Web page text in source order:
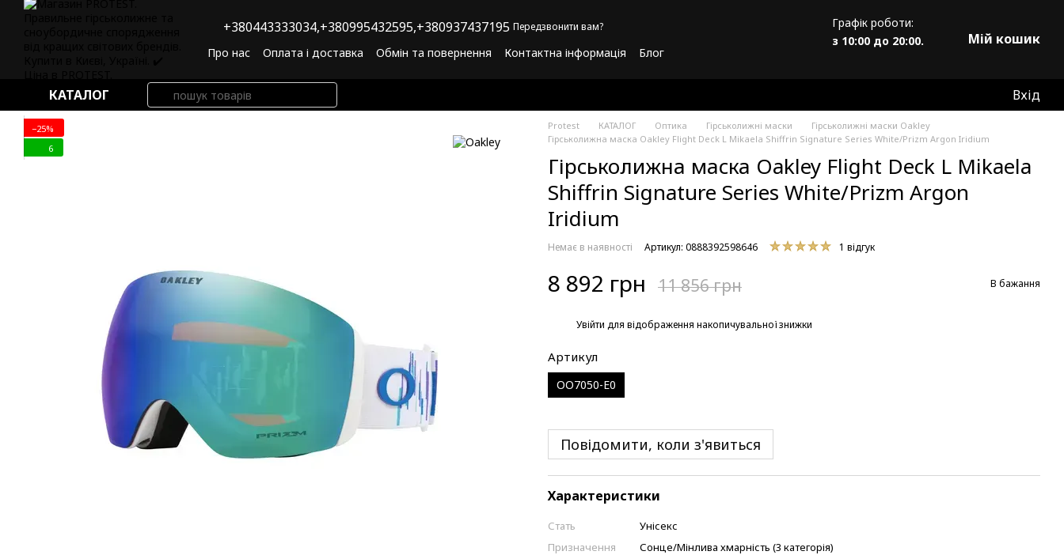
Перейти до основного контенту
+380443333034,+380995432595,+380937437195 Передзвонити вам?
Про нас Оплата і доставка Обмін та повернення Контактна інформація
Блог
Графік роботи:
з 10:00 до 20:00.
Мій кошик
КАТАЛОГ Вхід
−25%
6
Protest КАТАЛОГ Оптика Гірськолижні маски
Гірськолижні маски Oakley
Гірськолижна маска Oakley Flight Deck L Mikaela Shiffrin Signature Series White/Prizm Argon Iridium
Гірськолижна маска Oakley Flight Deck L Mikaela
Shiffrin Signature Series White/Prizm Argon
Iridium
Немає в наявності Артикул: 0888392598646 1 відгук
8 892 грн 11 856 грн В бажання
Увійти для відображення накопичувальної знижки
Артикул
OO7050-E0
Повідомити, коли з'явиться
Характеристики
Стать
Унісекс
Призначення
Сонце/Мінлива хмарність (3 категорія)